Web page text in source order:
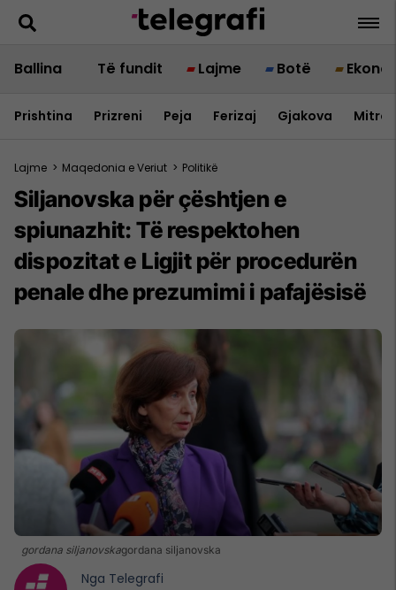
Ballina Të fundit Lajme Botë
Prishtina Prizreni Peja Ferizaj Gjakova
Lajme > Maqedonia e Veriut > Politikë
Siljanovska për çështjen e
spiunazhit: Të respektohen
dispozitat e Ligjit për procedurën
penale dhe prezumimi i pafajësisë
gordana siljanovskagordana siljanovska
Nga Telegrafi